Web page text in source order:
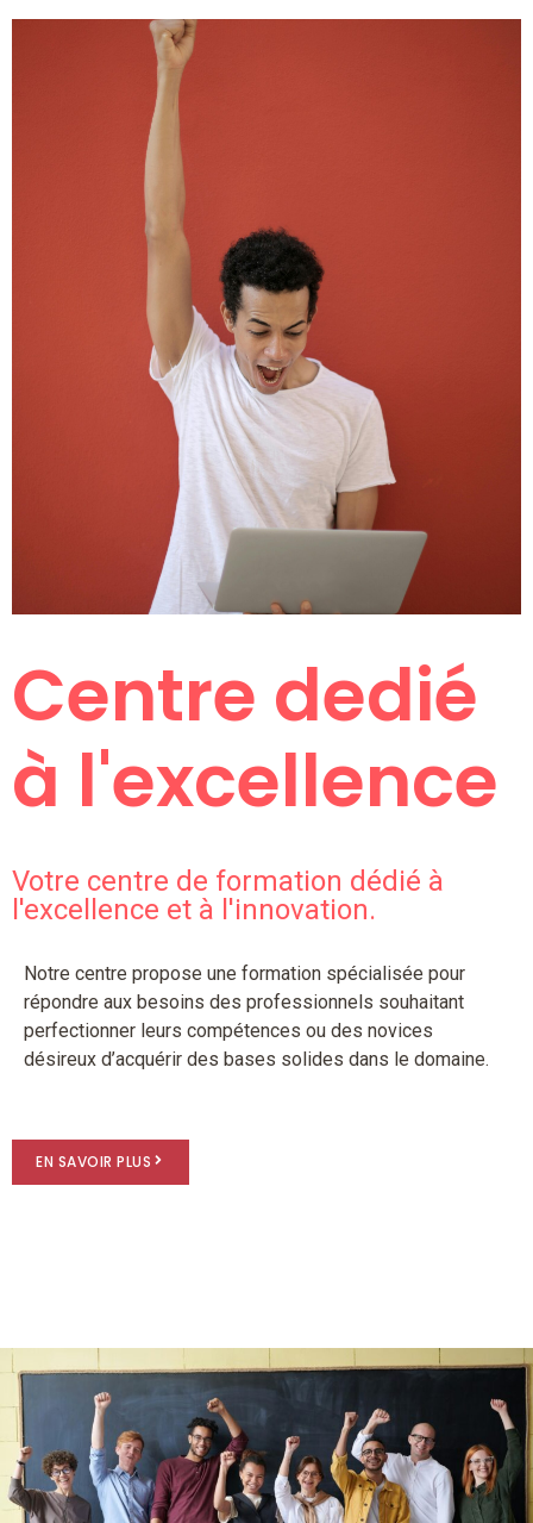
Centre dedié
à l'excellence
Votre centre de formation dédié à
l'excellence et à l'innovation.​
Notre centre propose une formation spécialisée pour
répondre aux besoins des professionnels souhaitant
perfectionner leurs compétences ou des novices
désireux d’acquérir des bases solides dans le domaine.​
EN SAVOIR PLUS